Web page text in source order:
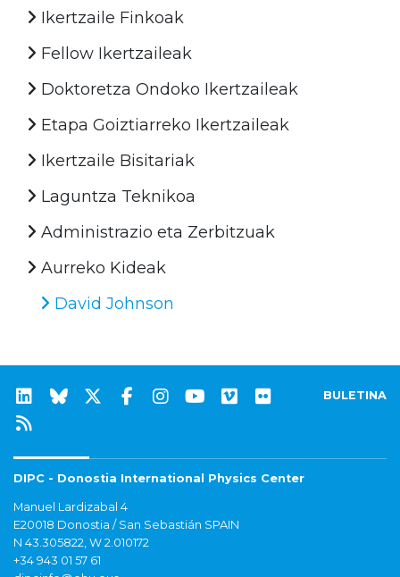
Ikertzaile Finkoak
Fellow Ikertzaileak
Doktoretza Ondoko Ikertzaileak
Etapa Goiztiarreko Ikertzaileak
Ikertzaile Bisitariak
Laguntza Teknikoa
Administrazio eta Zerbitzuak
Aurreko Kideak
David Johnson
BULETINA
DIPC - Donostia International Physics Center
Manuel Lardizabal 4
E20018 Donostia / San Sebastián SPAIN
N 43.305822, W 2.010172
+34 943 01 57 61